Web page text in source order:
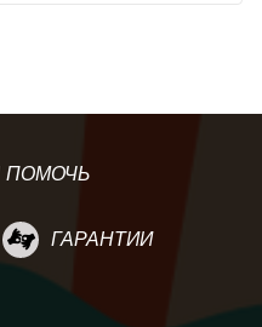
ПОМОЧЬ
ГАРАНТИИ